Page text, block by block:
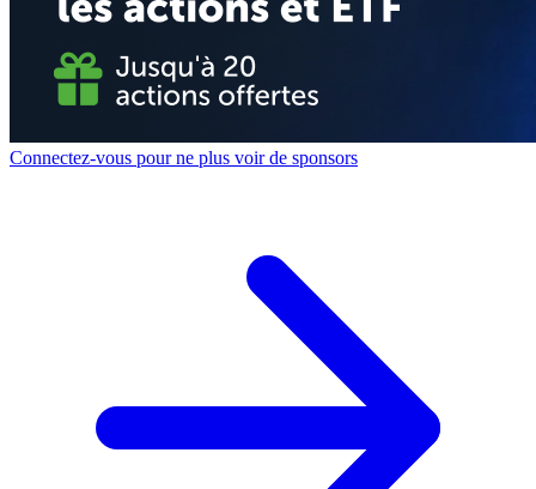
Connectez-vous pour ne plus voir de sponsors